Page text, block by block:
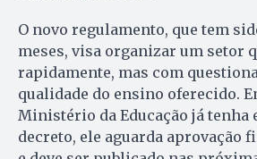
O novo regulamento, que tem
meses, visa organizar um setor
rapidamente, mas com
qualidade do ensino oferecido.
Ministério da Educação já tenha
decreto, ele aguarda aprovação